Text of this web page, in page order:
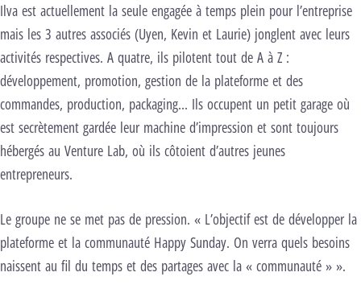
Ilva est actuellement la seule engagée à temps plein pour l’entreprise
mais les 3 autres associés (Uyen, Kevin et Laurie) jonglent avec leurs
activités respectives. A quatre, ils pilotent tout de A à Z :
développement, promotion, gestion de la plateforme et des
commandes, production, packaging… Ils occupent un petit garage où
est secrètement gardée leur machine d’impression et sont toujours
hébergés au Venture Lab, où ils côtoient d’autres jeunes
entrepreneurs.
Le groupe ne se met pas de pression. « L’objectif est de développer la
plateforme et la communauté Happy Sunday. On verra quels besoins
naissent au fil du temps et des partages avec la « communauté » ».